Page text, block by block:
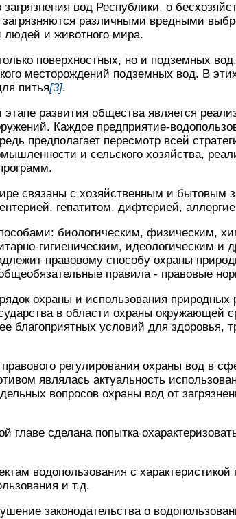
вод Республики, о
различными вредными
людей и животного мира.
поверхностных, но и подземных
месторождений подземных вод. В
питья[3].
развития общества является
Каждое предприятие-
предполагает пересмотр всей
и сельского хозяйства,
связаны с хозяйственным и бытовым
гепатитом, дифтерией,
биологическим, физическим,
гигиеническим, идеологическим и
правовому способу охраны
правила - правовые
охраны и использования природных
в области охраны окружающей
благоприятных условий для здоровья,
регулирования охраны вод в
являлась актуальность
вопросов охраны вод от
главе сделана попытка
водопользования с характеристикой
и т.д.
законодательства о